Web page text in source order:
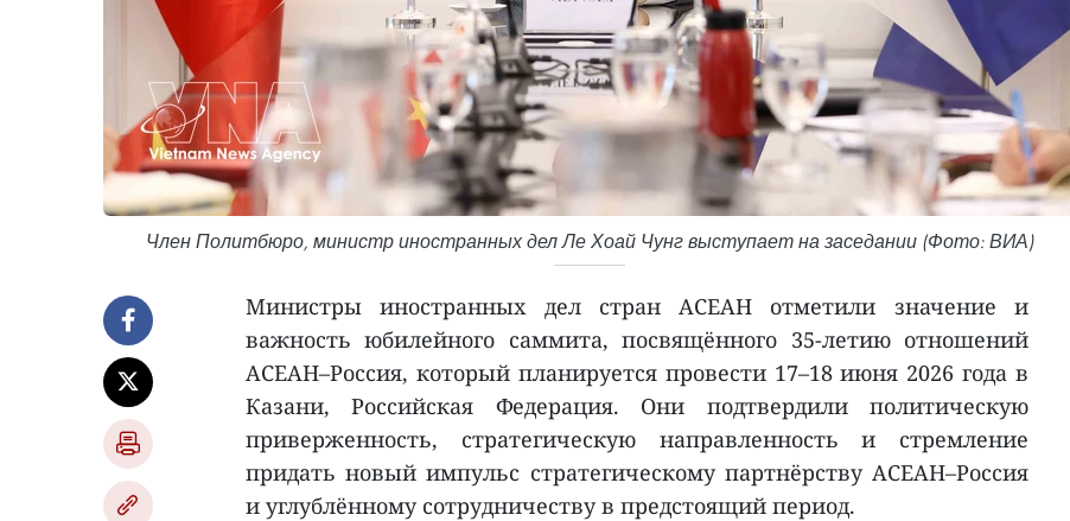
Член Политбюро, министр иностранных дел Ле Хоай Чунг выступает на заседании (Фото: ВИА)
Министры иностранных дел стран АСЕАН отметили значение и
важность юбилейного саммита, посвящённого 35-летию отношений
АСЕАН–Россия, который планируется провести 17–18 июня 2026 года в
Казани, Российская Федерация. Они подтвердили политическую
приверженность, стратегическую направленность и стремление
придать новый импульс стратегическому партнёрству АСЕАН–Россия
и углублённому сотрудничеству в предстоящий период.